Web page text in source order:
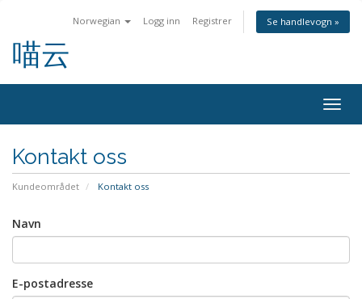
Norwegian Logg inn Registrer Se handlevogn »
喵云
Bytt
Kontakt oss
Kundeområdet Kontakt oss
Navn
E-postadresse